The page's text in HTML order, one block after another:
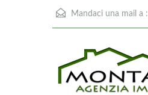
Mandaci una mail a :